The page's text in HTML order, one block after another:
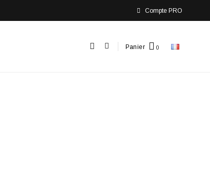
Compte PRO
Panier